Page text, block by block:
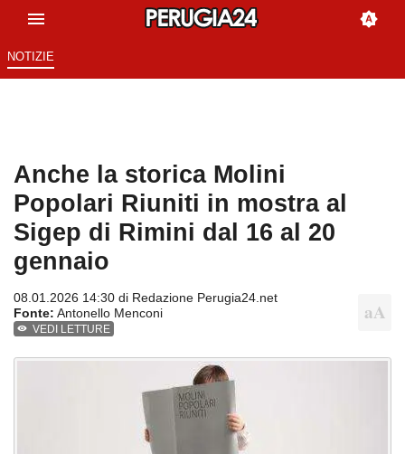
NOTIZIE
Anche la storica Molini
Popolari Riuniti in mostra al
Sigep di Rimini dal 16 al 20
gennaio
08.01.2026 14:30 di Redazione Perugia24.net
Fonte: Antonello Menconi
VEDI LETTURE